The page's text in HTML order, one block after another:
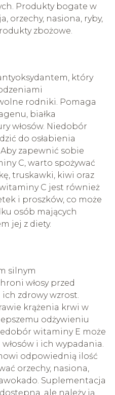
Produkty bogate w
orzechy, nasiona, ryby,
zbożowe.
który
rodniki. Pomaga
białka
włosów. Niedobór
do osłabienia
zapewnić sobie
C, warto spożywać
truskawki, kiwi oraz
C jest również
i proszków, co może
osób mających
jej z diety.
silnym
włosy przed
zdrowy wzrost.
krążenia krwi w
odżywieniu
witaminy E może
i ich wypadania.
odpowiednią ilość
orzechy, nasiona,
Suplementacja
ale należy ją